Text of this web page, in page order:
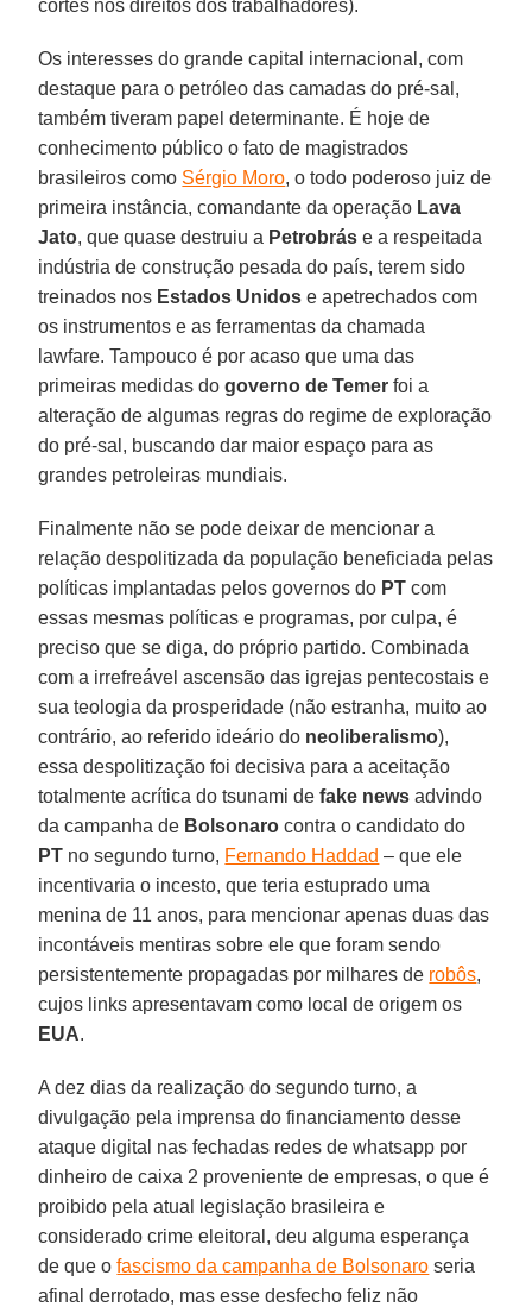
cortes nos direitos dos trabalhadores).
Os interesses do grande capital internacional, com
destaque para o petróleo das camadas do pré-sal,
também tiveram papel determinante. É hoje de
conhecimento público o fato de magistrados
brasileiros como Sérgio Moro, o todo poderoso juiz de
primeira instância, comandante da operação Lava
Jato, que quase destruiu a Petrobrás e a respeitada
indústria de construção pesada do país, terem sido
treinados nos Estados Unidos e apetrechados com
os instrumentos e as ferramentas da chamada
lawfare. Tampouco é por acaso que uma das
primeiras medidas dogoverno de Temer foi a
alteração de algumas regras do regime de exploração
do pré-sal, buscando dar maior espaço para as
grandes petroleiras mundiais.
Finalmente não se pode deixar de mencionar a
relação despolitizada da população beneficiada pelas
políticas implantadas pelos governos do PT com
essas mesmas políticas e programas, por culpa, é
preciso que se diga, do próprio partido. Combinada
com a irrefreável ascensão das igrejas pentecostais e
sua teologia da prosperidade (não estranha, muito ao
contrário, ao referido ideário do neoliberalismo),
essa despolitização foi decisiva para a aceitação
totalmente acrítica do tsunami defake news advindo
da campanha de Bolsonaro contra o candidato do
PT no segundo turno, Fernando Haddad – que ele
incentivaria o incesto, que teria estuprado uma
menina de 11 anos, para mencionar apenas duas das
incontáveis mentiras sobre ele que foram sendo
persistentemente propagadas por milhares de robôs,
cujos links apresentavam como local de origem os
EUA.
A dez dias da realização do segundo turno, a
divulgação pela imprensa do financiamento desse
ataque digital nas fechadas redes de whatsapp por
dinheiro de caixa 2 proveniente de empresas, o que é
proibido pela atual legislação brasileira e
considerado crime eleitoral, deu alguma esperança
de que ofascismo da campanha de Bolsonaro seria
afinal derrotado, mas esse desfecho feliz não